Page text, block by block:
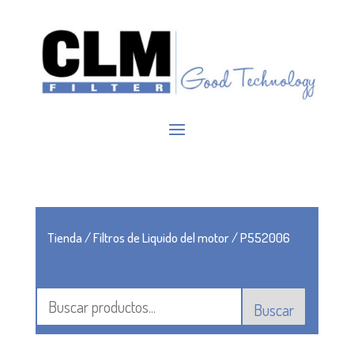
Tienda/Filtros de Liquido del motor/ P552006
Buscar